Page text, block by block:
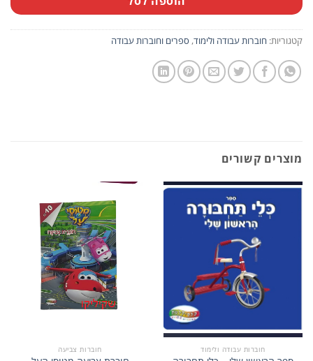
קטגוריות: חוברות עבודה ולימוד, ספרים וחוברות עבודה
מוצרים קשורים
חוברות עבודה ולימוד חוברות צביעה